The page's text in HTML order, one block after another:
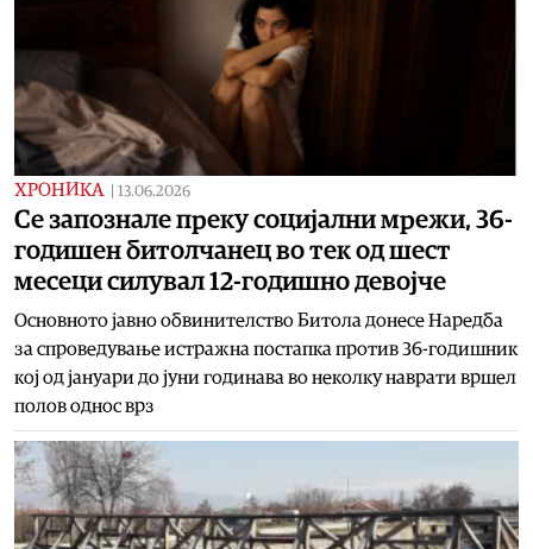
ХРОНИКА 13.06.2026
Се запознале преку социјални мрежи, 36-
годишен битолчанец во тек од шест
месеци силувал 12-годишно девојче
Основното јавно обвинителство Битола донесе Наредба
за спроведување истражна постапка против 36-годишник
кој од јануари до јуни годинава во неколку наврати вршел
полов однос врз